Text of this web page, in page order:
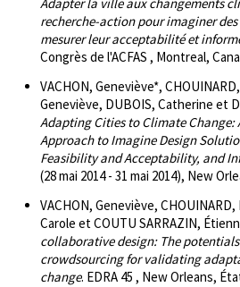
recherche-action pour imaginer
mesurer leur acceptabilité et
Congrès de l'ACFAS , Montreal,
VACHON, Geneviève*,
Geneviève, DUBOIS, Catherine et
Adapting Cities to Climate Change:
Approach to Imagine Design
Feasibility and Acceptability, and
(28 mai 2014 - 31 mai 2014), New
VACHON, Geneviève,
Carole et COUTU SARRAZIN,
collaborative design: The
crowdsourcing for validating
change. EDRA 45 , New Orleans,